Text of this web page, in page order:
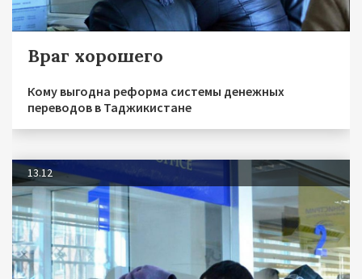
Враг хорошего
Кому выгодна реформа системы денежных
переводов в Таджикистане
13.12